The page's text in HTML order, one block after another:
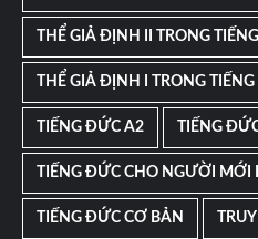
THỂ GIẢ ĐỊNH II TRONG
THỂ GIẢ ĐỊNH I TRONG
TIẾNG ĐỨC A2 TIẾNG
TIẾNG ĐỨC CHO NGƯỜI MỚI
TIẾNG ĐỨC CƠ BẢN